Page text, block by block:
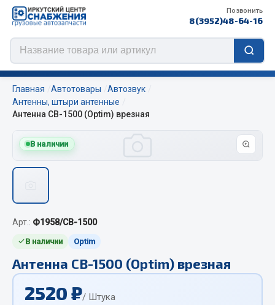
Позвонить
8(3952)48-64-16
Цепи противоскольжения
ЦЕПИ РОССИЯ
Изготовление цепей на колеса BOHU
Весь раздел
Главная Автотовары
Автозвук
Антенны, штыри антенные
Антенна СВ-1500 (Optim) врезная
В наличии
Арт.: Ф1958/СВ-1500
В наличии Optim
Антенна СВ-1500 (Optim) врезная
2520 ₽/ Штука